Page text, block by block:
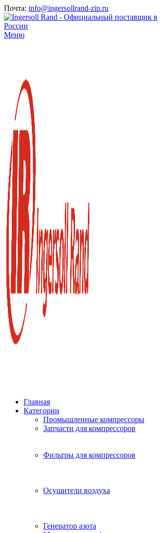
Почта: info@ingersollrand-zip.ru
Меню
Главная
Категории
Промышленные компрессоры
Запчасти для компрессоров
Фильтры для компрессоров
Осушители воздуха
Генератор азота